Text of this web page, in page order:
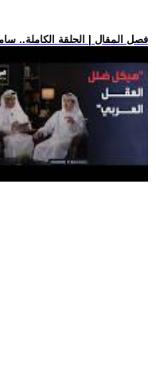
.. فصل المقال | الحلقة الكاملة..